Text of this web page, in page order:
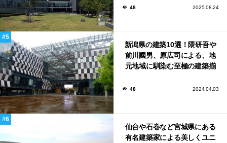
48 2025.08.24
新潟県の建築10選！隈研吾や
前川國男、原広司による、地
元地域に馴染む至極の建築揃
48 2024.04.03
仙台や石巻など宮城県にある
有名建築家による美しくユニ